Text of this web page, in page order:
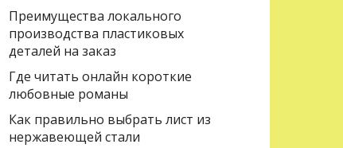
Преимущества локального
производства пластиковых
деталей на заказ
Где читать онлайн короткие
любовные романы
Как правильно выбрать лист из
нержавеющей стали